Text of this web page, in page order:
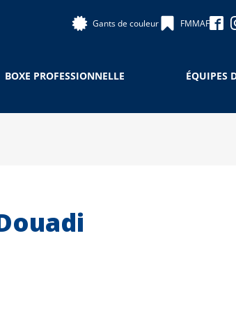
Gants de couleur FMMAF
BOXE PROFESSIONNELLE ÉQUIPES